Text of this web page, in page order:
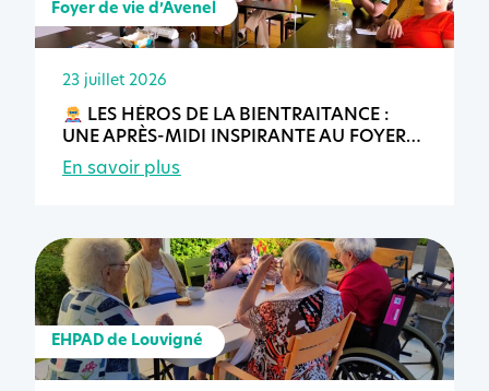
Foyer de vie d’Avenel
23 juillet 2026
LES HÉROS DE LA BIENTRAITANCE :
UNE APRÈS-MIDI INSPIRANTE AU FOYER
DE VIE D’AVENEL
En savoir plus
EHPAD de Louvigné